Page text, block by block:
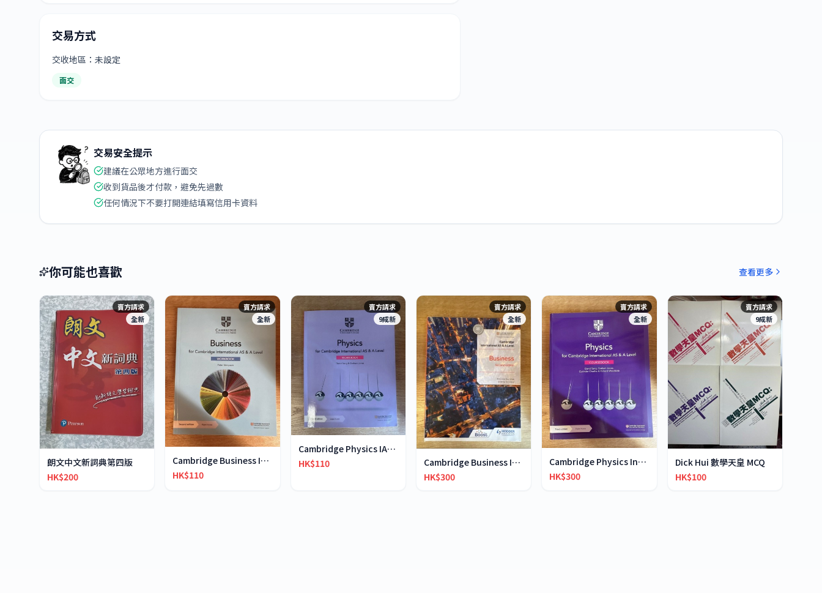
交易方式
交收地區：未設定
面交
交易安全提示
建議在公眾地方進行面交
收到貨品後才付款，避免先過數
任何情況下不要打開連結填寫信用卡資料
你可能也喜歡 查看更多
賣方請求
全新
朗文中文新詞典第四版
HK$200
賣方請求
全新
Cambridge Business IAS & IA-Level workbook
HK$110
賣方請求
9成新
Cambridge Physics IAS&IA-Level workbook
HK$110
賣方請求
全新
Cambridge Business International AS & A-Level
HK$300
賣方請求
全新
Cambridge Physics International AS & A-Level
HK$300
賣方請求
9成新
Dick Hui 數學天皇 MCQ
HK$100